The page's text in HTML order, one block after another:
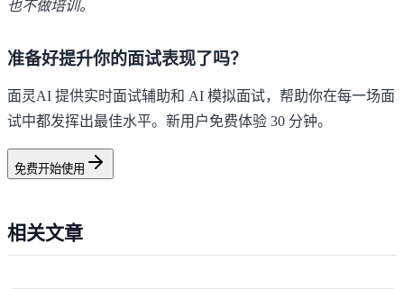
也不做培训。
准备好提升你的面试表现了吗？
面灵AI 提供实时面试辅助和 AI 模拟面试，帮助你在每一场面
试中都发挥出最佳水平。新用户免费体验 30 分钟。
免费开始使用
相关文章